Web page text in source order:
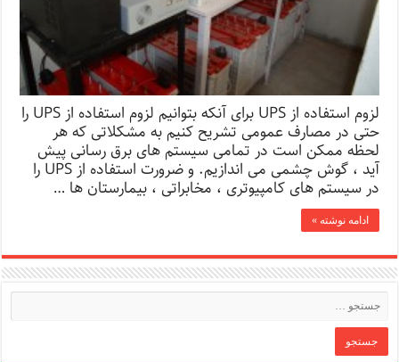
لزوم استفاده از UPS برای آنکه بتوانیم لزوم استفاده از UPS را
حتی در مصارف عمومی تشریح کنیم به مشکلاتی که هر
لحظه ممکن است در تمامی سیستم های برق رسانی پیش
آید ، گوش چشمی می اندازیم. و ضرورت استفاده از UPS را
در سیستم های کامپیوتری ، مخابراتی ، بیمارستان ها …
ادامه نوشته »